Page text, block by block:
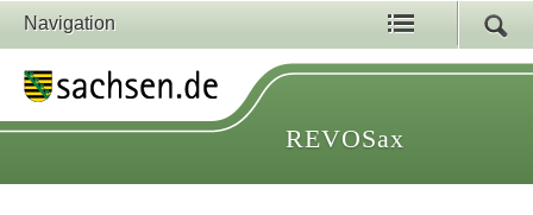
Navigation
REVOSax